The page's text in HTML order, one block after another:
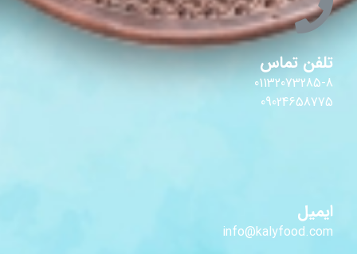
تلفن تماس
01132073285-8
09024658775
ایمیل
info@kalyfood.com